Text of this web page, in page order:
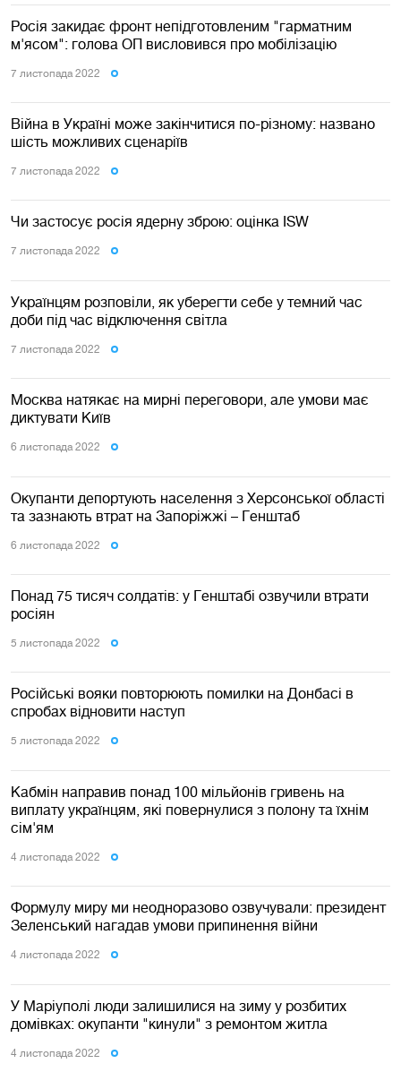
Росія закидає фронт непідготовленим "гарматним
м'ясом": голова ОП висловився про мобілізацію
7 листопада 2022
Війна в Україні може закінчитися по-різному: названо
шість можливих сценаріїв
7 листопада 2022
Чи застосує росія ядерну зброю: оцінка ISW
7 листопада 2022
Українцям розповіли, як уберегти себе у темний час
доби під час відключення світла
7 листопада 2022
Москва натякає на мирні переговори, але умови має
диктувати Київ
6 листопада 2022
Окупанти депортують населення з Херсонської області
та зазнають втрат на Запоріжжі – Генштаб
6 листопада 2022
Понад 75 тисяч солдатів: у Генштабі озвучили втрати
росіян
5 листопада 2022
Російські вояки повторюють помилки на Донбасі в
спробах відновити наступ
5 листопада 2022
Кабмін направив понад 100 мільйонів гривень на
виплату українцям, які повернулися з полону та їхнім
сім'ям
4 листопада 2022
Формулу миру ми неодноразово озвучували: президент
Зеленський нагадав умови припинення війни
4 листопада 2022
У Маріуполі люди залишилися на зиму у розбитих
домівках: окупанти "кинули" з ремонтом житла
4 листопада 2022